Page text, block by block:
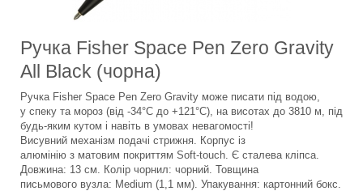
Ручка Fisher Space Pen Zero Gravity
All Black (чорна)
Ручка Fisher Space Pen Zero Gravity може писати під водою,
у спеку та мороз (від -34°С до +121°С), на висотах до 3810 м, під
будь-яким кутом і навіть в умовах невагомості!
Висувний механізм подачі стрижня. Корпус із
алюмінію з матовим покриттям Soft-touch. Є сталева кліпса.
Довжина: 13 см. Колір чорнил: чорний. Товщина
письмового вузла: Medium (1,1 мм). Упакування: картонний бокс.